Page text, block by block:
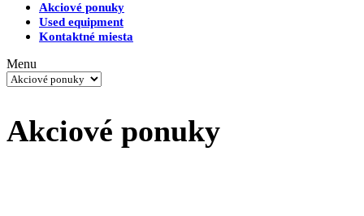
Akciové ponuky
Used equipment
Kontaktné miesta
Menu
Akciové ponuky